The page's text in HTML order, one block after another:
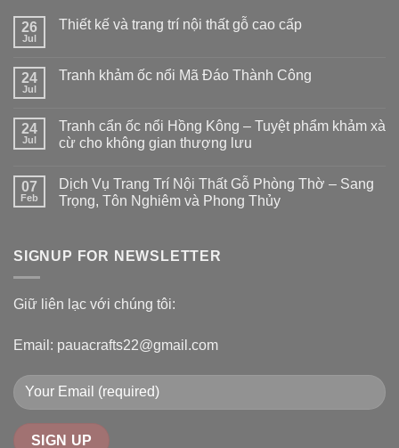
26
Jul
Thiết kế và trang trí nội thất gỗ cao cấp
24
Jul
Tranh khảm ốc nổi Mã Đáo Thành Công
24
Jul
Tranh cẩn ốc nổi Hồng Kông – Tuyệt phẩm khảm xà
cừ cho không gian thượng lưu
07
Feb
Dịch Vụ Trang Trí Nội Thất Gỗ Phòng Thờ – Sang
Trọng, Tôn Nghiêm và Phong Thủy
SIGNUP FOR NEWSLETTER
Giữ liên lạc với chúng tôi:
Email: pauacrafts22@gmail.com